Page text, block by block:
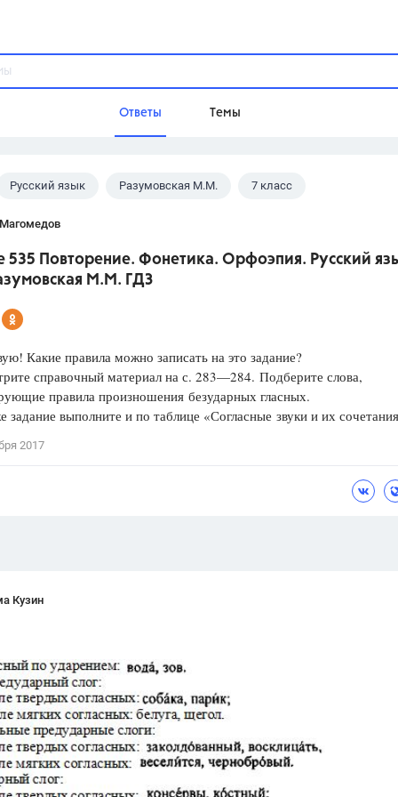
Ответы Темы
Домашнее задание
Школа
Разумовская М.М.,Габриелян
Рудзитис Г.Е.,Цыбулько И.П.,
Цветков Л. А.
Красота,
Русский язык Разумовская М.М. 7 класс
535 Повторение. Фонетика. Орфоэпия. Русский
М.М. ГДЗ
Какие правила можно записать на это задание?
справочный материал на с. 283—284. Подберите слова,
правила произношения безударных гласных.
задание выполните и по таблице «Согласные звуки и их
2017
Кузин